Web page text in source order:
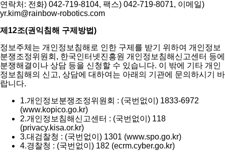
연락처: 전화) 042-719-8104, 팩스) 042-719-8071, 이메일)
yr.kim@rainbow-robotics.com
제12조(권익침해 구제방법)
정보주체는 개인정보침해로 인한 구제를 받기 위하여 개인정보
분쟁조정위원회, 한국인터넷진흥원 개인정보침해신고센터 등에
분쟁해결이나 상담 등을 신청할 수 있습니다. 이 밖에 기타 개인
정보침해의 신고, 상담에 대하여는 아래의 기관에 문의하시기 바
랍니다.
1.개인정보분쟁조정위원회 : (국번없이) 1833-6972
(www.kopico.go.kr)
2.개인정보침해신고센터 : (국번없이) 118
(privacy.kisa.or.kr)
3.대검찰청 : (국번없이) 1301 (www.spo.go.kr)
4.경찰청 : (국번없이) 182 (ecrm.cyber.go.kr)